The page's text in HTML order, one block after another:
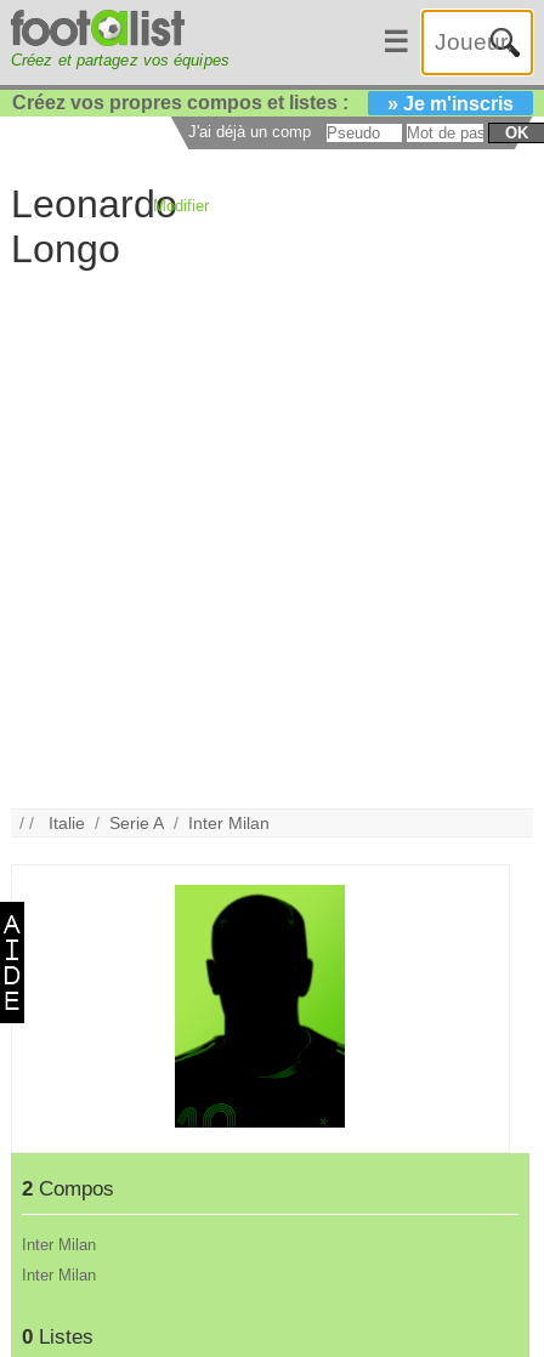
Créez et partagez vos équipes
☰
Créez vos propres compos et listes : » Je m'inscris
J'ai déjà un compte : OK
Leonardo
Longo
Modifier
/ / Italie / Serie A / Inter Milan
2 Compos
Inter Milan
Inter Milan
0 Listes